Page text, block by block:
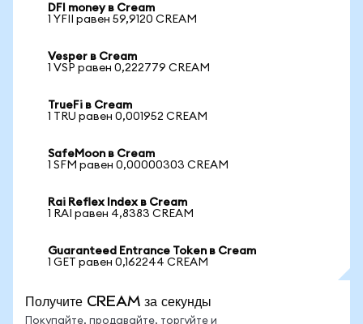
DFI money в Cream
1 YFII равен 59,9120 CREAM
Vesper в Cream
1 VSP равен 0,222779 CREAM
TrueFi в Cream
1 TRU равен 0,001952 CREAM
SafeMoon в Cream
1 SFM равен 0,00000303 CREAM
Rai Reflex Index в Cream
1 RAI равен 4,8383 CREAM
Guaranteed Entrance Token в Cream
1 GET равен 0,162244 CREAM
Получите CREAM за секунды
Покупайте, продавайте, торгуйте и